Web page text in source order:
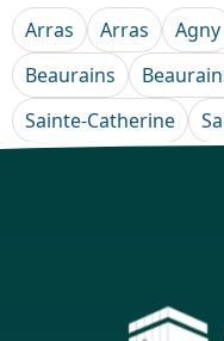
Arras Arras Agny
Beaurains
Sainte-Catherine